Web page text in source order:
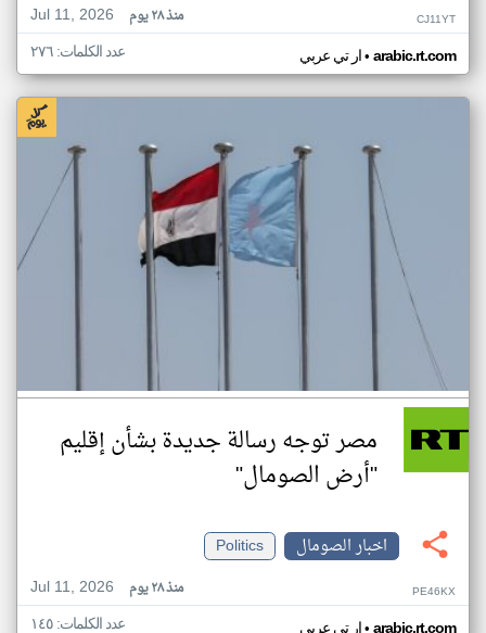
Jul 11, 2026
منذ ٢٨ يوم CJ11YT
ار تي عربي• arabic.rt.com عدد الكلمات: ٢٧٦
مصر توجه رسالة جديدة بشأن إقليم
"أرض الصومال"
اخبار الصومال
Politics
Jul 11, 2026
منذ ٢٨ يوم PE46KX
ار تي عربي arabic.rt.com عدد الكلمات: ١٤٥